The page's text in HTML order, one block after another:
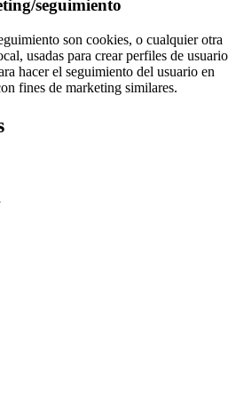
seguimiento
son cookies, o cualquier otra
usadas para crear perfiles de usuario
hacer el seguimiento del usuario en
fines de marketing similares.